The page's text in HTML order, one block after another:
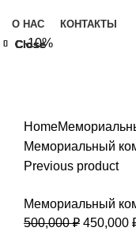
О НАС КОНТАКТЫ
-10%
Home
Мемориальный
Previous product
Мемориальный
500,000₽ 450,000
Close
Close
Close
Close
Close
Close
Close
Close